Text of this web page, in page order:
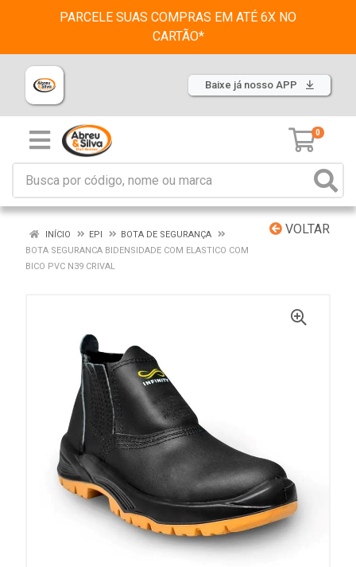
PARCELE SUAS COMPRAS EM ATÉ 6X NO
CARTÃO*
Baixe já nosso APP
0
VOLTAR
INÍCIO EPI
BOTA DE SEGURANÇA
BOTA SEGURANCA BIDENSIDADE COM ELASTICO COM
BICO PVC N39 CRIVAL